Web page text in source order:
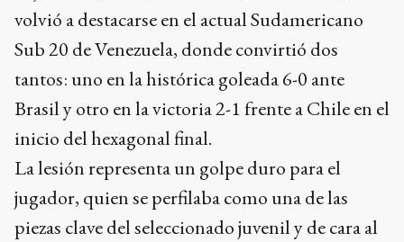
volvió a destacarse en el actual Sudamericano
Sub 20 de Venezuela, donde convirtió dos
tantos: uno en la histórica goleada 6-0 ante
Brasil y otro en la victoria 2-1 frente a Chile en el
inicio del hexagonal final.
La lesión representa un golpe duro para el
jugador, quien se perfilaba como una de las
piezas clave del seleccionado juvenil y de cara al